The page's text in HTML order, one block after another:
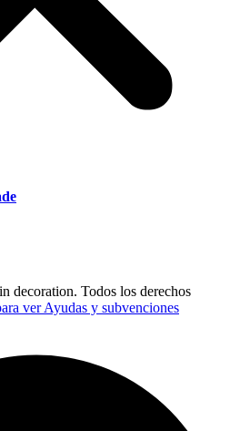
decoration. Todos los derechos
ver Ayudas y subvenciones